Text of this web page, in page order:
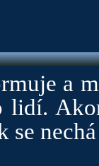
a
lidí.
se